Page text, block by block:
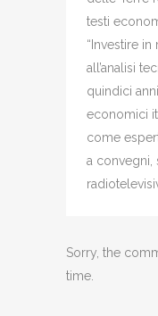
testi
“Investire in
all’analisi
quindici
economici
come
a convegni,
Sorry, the
time.